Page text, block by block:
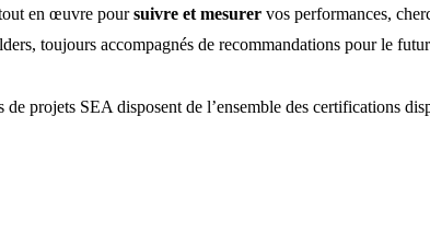
en œuvre poursuivre et mesurer vos performances,
toujours accompagnés de recommandations pour le
de projets SEA disposent de l’ensemble des certifications